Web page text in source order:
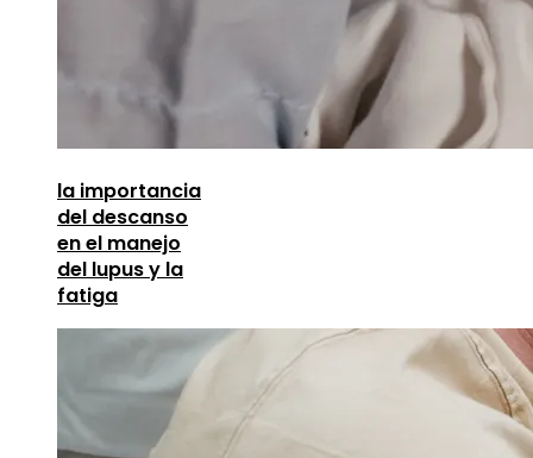
la importancia
del descanso
en el manejo
del lupus y la
fatiga